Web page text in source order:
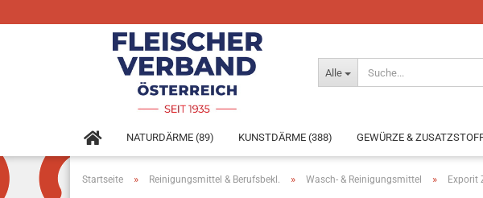
Alle
NATURDÄRME (89) KUNSTDÄRME (388) GEWÜRZE &
Startseite » Reinigungsmittel & Berufsbekl. » Wasch- & Reinigungsmittel » Exporit